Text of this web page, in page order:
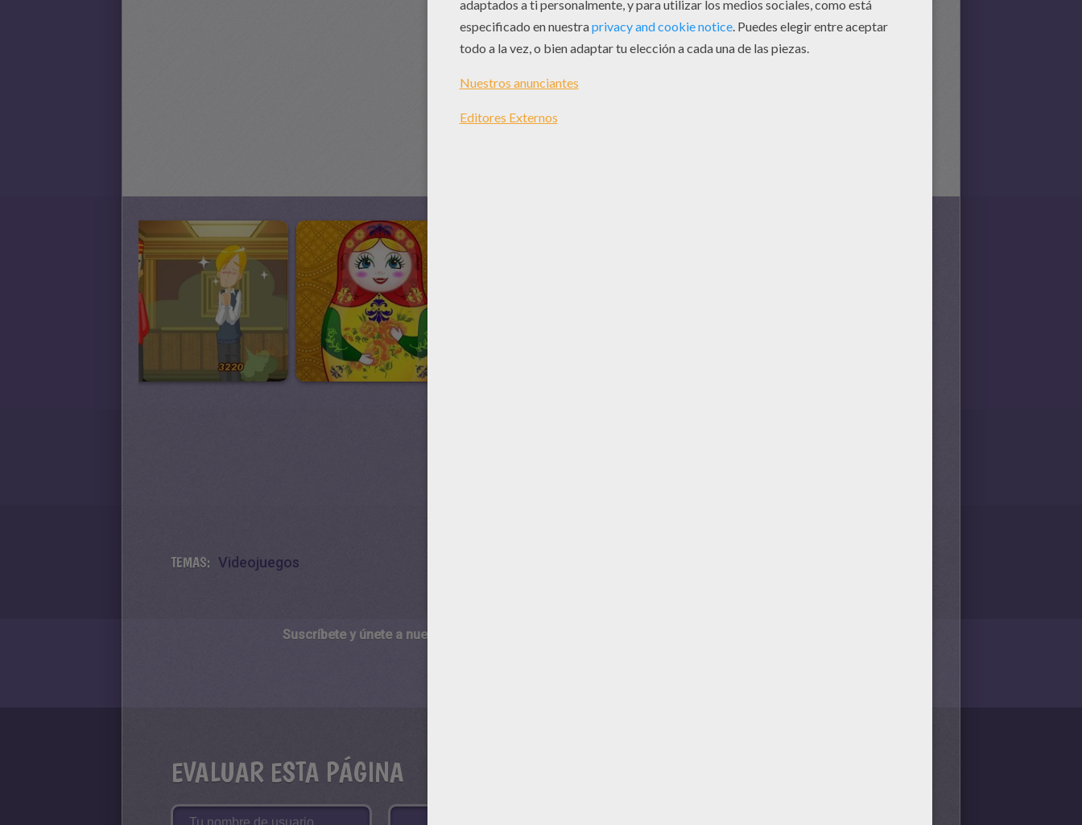
TEMAS: Videojuegos
Suscríbete y únete a nuestro canal de vídeos para niños en Youtube:
EVALUAR ESTA PÁGINA